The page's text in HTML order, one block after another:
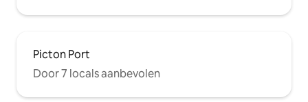
Picton Port
Door 7 locals aanbevolen